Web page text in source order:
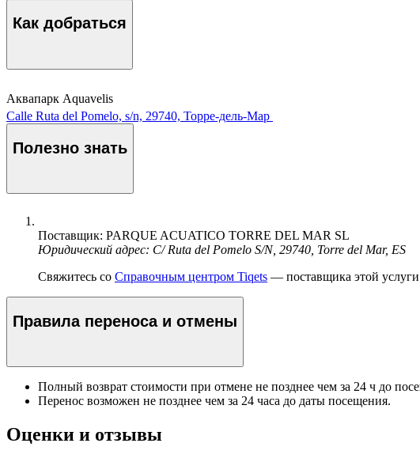
Как добраться
Аквапарк Aquavelis
Calle Ruta del Pomelo, s/n, 29740, Торре-дель-Мар
Полезно знать
Поставщик: PARQUE ACUATICO TORRE DEL MAR SL
Юридический адрес: C/ Ruta del Pomelo S/N, 29740, Torre del Mar, ES
Свяжитесь со Справочным центром Tiqets — поставщика этой
Правила переноса и отмены
Полный возврат стоимости при отмене не позднее чем за 24 ч до
Перенос возможен не позднее чем за 24 часа до даты посещения.
Оценки и отзывы